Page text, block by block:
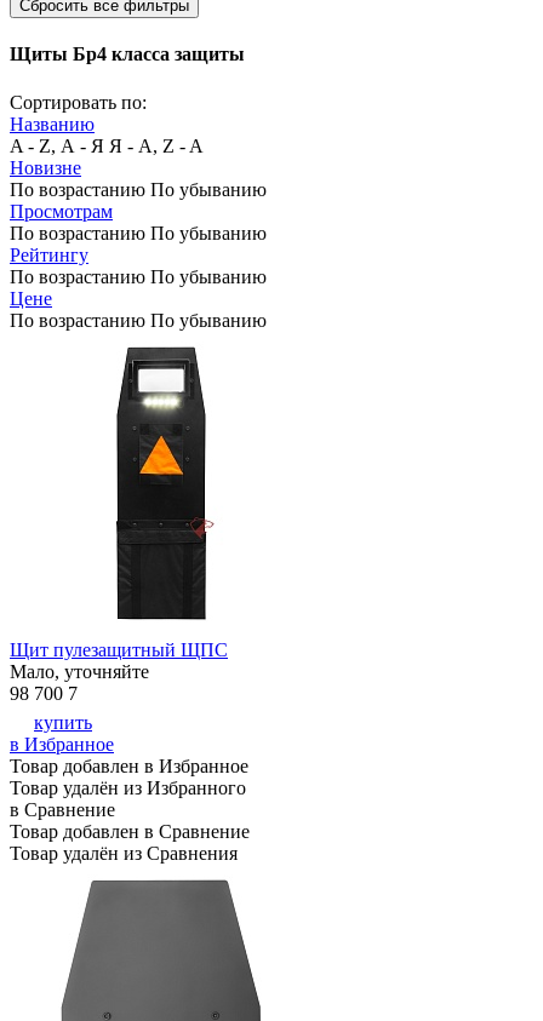
Сбросить все фильтры
Щиты Бр4 класса защиты
Сортировать по:
Названию
A - Z, А - Я Я - А, Z - A
Новизне
По возрастанию По убыванию
Просмотрам
По возрастанию По убыванию
Рейтингу
По возрастанию По убыванию
Цене
По возрастанию По убыванию
Щит пулезащитный ЩПС
Мало, уточняйте
98 700 7
купить
в Избранное
Товар добавлен в Избранное
Товар удалён из Избранного
в Сравнение
Товар добавлен в Сравнение
Товар удалён из Сравнения